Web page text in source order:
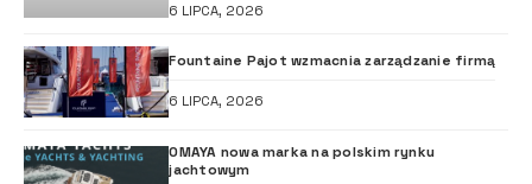
6 LIPCA, 2026
Fountaine Pajot wzmacnia zarządzanie firmą
6 LIPCA, 2026
OMAYA nowa marka na polskim rynku
jachtowym